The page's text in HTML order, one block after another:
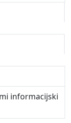
informacijski